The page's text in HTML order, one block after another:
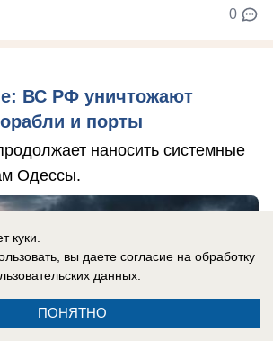
0
ВС РФ уничтожают
и порты
наносить системные
Одессы.
куки.
вы даете согласие на обработку
данных.
ПОНЯТНО